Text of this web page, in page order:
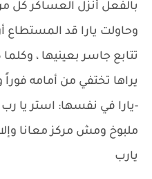
بالفعل أنزل العساكر كل
وحاولت يارا قد المستطاع
تتابع جاسر بعينيها ،
يراها تختفي من أمامه فوراً
-يارا في نفسها: استر يا
ملبوخ ومش مركز معانا
يارب